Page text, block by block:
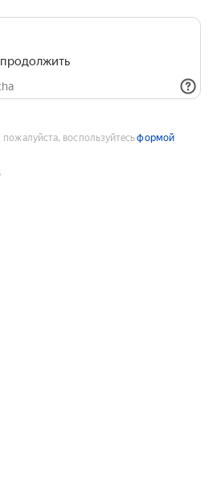
воспользуйтесьформой